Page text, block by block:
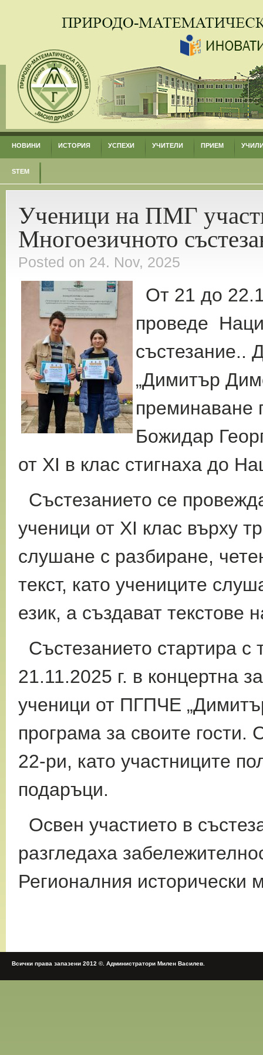
НОВИНИ ИСТОРИЯ УСПЕХИ УЧИТЕЛИ ПРИЕМ
STEM
Ученици на ПМГ
Многоезичното
Posted on 24. Nov, 2025
От 21 до
проведе
състезание..
„Димитър
преминаване
Божидар
от ХІ в клас стигнаха до
Състезанието се
ученици от ХІ клас върху
слушане с разбиране,
текст, като учениците
език, а създават текстове
Състезанието стартира с
21.11.2025 г. в концертна
ученици от ПГПЧЕ
програма за своите
22-ри, като участниците
подаръци.
Освен участието в
разгледаха
Регионалния исторически
Всички права запазени 2012 ©. Администратори Милен Василев.